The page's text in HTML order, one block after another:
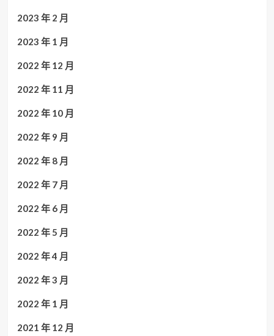
2023 年 2 月
2023 年 1 月
2022 年 12 月
2022 年 11 月
2022 年 10 月
2022 年 9 月
2022 年 8 月
2022 年 7 月
2022 年 6 月
2022 年 5 月
2022 年 4 月
2022 年 3 月
2022 年 1 月
2021 年 12 月